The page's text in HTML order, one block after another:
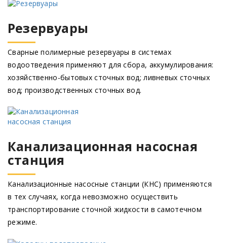
Резервуары
Сварные полимерные резервуары в системах
водоотведения применяют для сбора, аккумулирования:
хозяйственно-бытовых сточных вод; ливневых сточных
вод; производственных сточных вод.
Канализационная насосная
станция
Канализационные насосные станции (КНС) применяются
в тех случаях, когда невозможно осуществить
транспортирование сточной жидкости в самотечном
режиме.